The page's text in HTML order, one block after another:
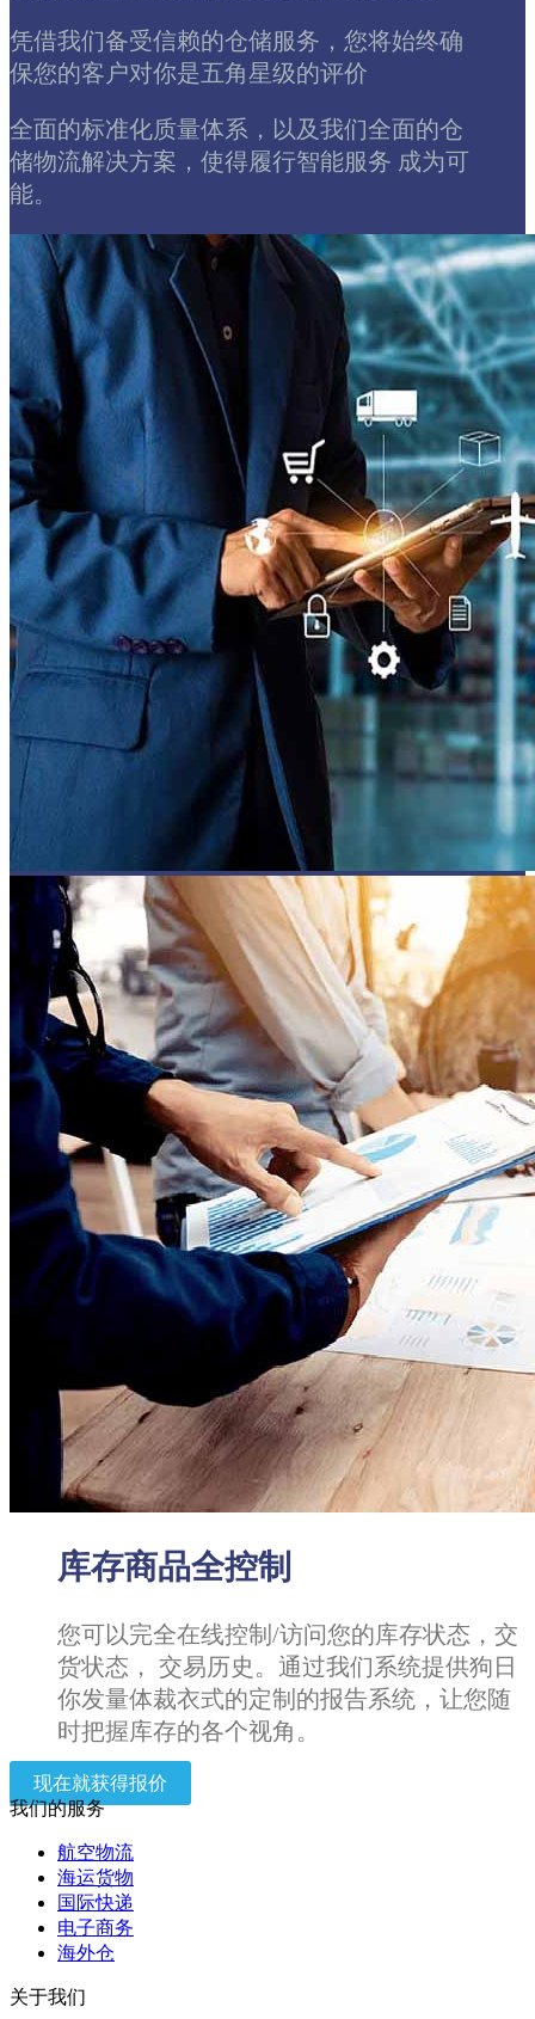
凭借我们备受信赖的仓储服务，您将始终确
保您的客户对你是五角星级的评价
全面的标准化质量体系，以及我们全面的仓
储物流解决方案，使得履行智能服务 成为可
能。
库存商品全控制
您可以完全在线控制/访问您的库存状态，交
货状态， 交易历史。通过我们系统提供狗日
你发量体裁衣式的定制的报告系统，让您随
时把握库存的各个视角。
现在就获得报价
我们的服务
航空物流
海运货物
国际快递
电子商务
海外仓
关于我们